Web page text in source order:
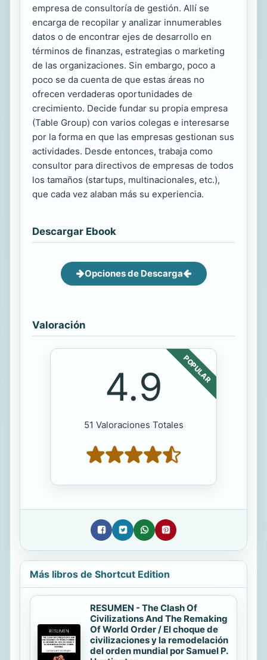
empresa de consultoría de gestión. Allí se
encarga de recopilar y analizar innumerables
datos o de encontrar ejes de desarrollo en
términos de finanzas, estrategias o marketing
de las organizaciones. Sin embargo, poco a
poco se da cuenta de que estas áreas no
ofrecen verdaderas oportunidades de
crecimiento. Decide fundar su propia empresa
(Table Group) con varios colegas e interesarse
por la forma en que las empresas gestionan sus
actividades. Desde entonces, trabaja como
consultor para directivos de empresas de todos
los tamaños (startups, multinacionales, etc.),
que cada vez alaban más su experiencia.
Descargar Ebook
Opciones de Descarga
Valoración
POPULAR
4.9
51 Valoraciones Totales
Más libros de Shortcut Edition
RESUMEN - The Clash Of
Civilizations And The Remaking
Of World Order / El choque de
civilizaciones y la remodelación
del orden mundial por Samuel P.